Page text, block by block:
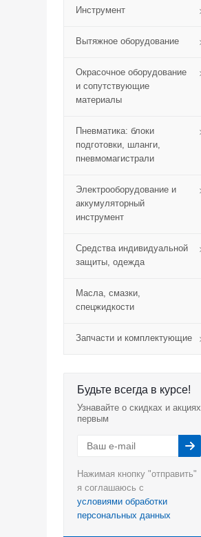
Инструмент
Вытяжное оборудование
Окрасочное оборудование
и сопутствующие
материалы
Пневматика: блоки
подготовки, шланги,
пневмомагистрали
Электрооборудование и
аккумуляторный
инструмент
Средства индивидуальной
защиты, одежда
Масла, смазки,
спецжидкости
Запчасти и комплектующие
Будьте всегда в курсе!
Узнавайте о скидках и акциях
первым
Нажимая кнопку "отправить"
я соглашаюсь с
условиями обработки
персональных данных